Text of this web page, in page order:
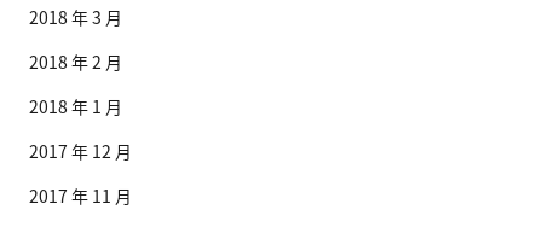
2018 年 3 月
2018 年 2 月
2018 年 1 月
2017 年 12 月
2017 年 11 月